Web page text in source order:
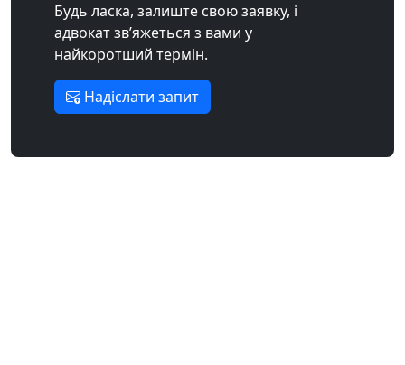
Будь ласка, залиште свою заявку, і
адвокат зв’яжеться з вами у
найкоротший термін.
Надіслати запит